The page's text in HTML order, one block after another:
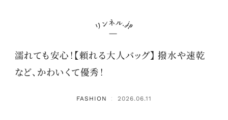
濡れても安心！【頼れる大人バッグ】 撥水や速乾
など、かわいくて優秀！
FASHION ： 2026.06.11